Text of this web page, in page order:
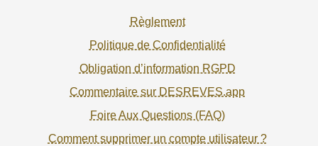
Règlement
Politique de Confidentialité
Obligation d’information RGPD
Commentaire sur DESREVES.app
Foire Aux Questions (FAQ)
Comment supprimer un compte utilisateur ?